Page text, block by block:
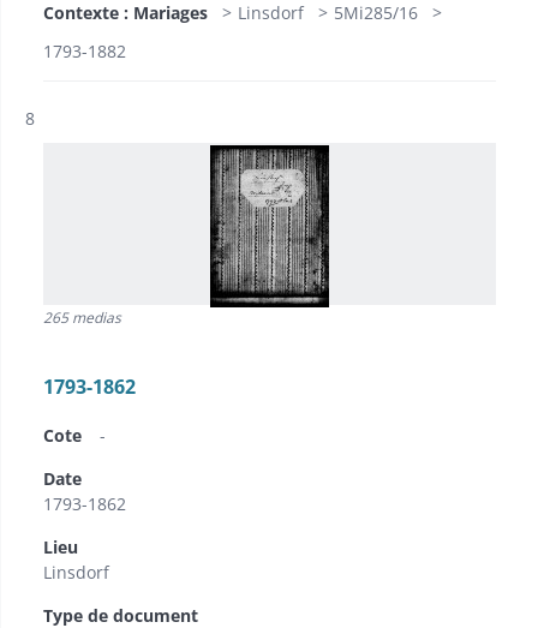
Contexte : Mariages
Linsdorf
5Mi285/16
1793-1882
Résultat n°
8
265 medias
1793-1862
Cote
-
Date
1793-1862
Lieu
Linsdorf
Type de document